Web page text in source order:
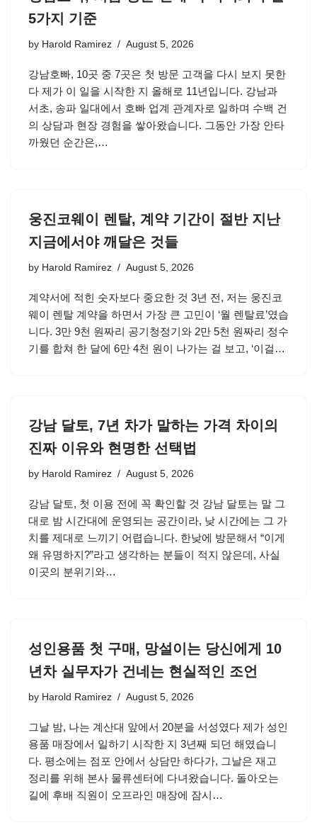
5가지 기준
by Harold Ramirez August 5, 2026
강남호빠, 10곳 중 7곳은 첫 방문 고객을 다시 보지 못한
다 제가 이 일을 시작한 지 올해로 11년입니다. 강남과
서초, 송파 일대에서 호빠 업계 관계자로 일하며 수백 건
의 상담과 현장 경험을 쌓아왔습니다. 그동안 가장 안타
까웠던 순간은,…
웅진코웨이 렌탈, 계약 기간이 절반 지난
지금에서야 깨달은 것들
by Harold Ramirez August 5, 2026
계약서에 적힌 숫자보다 중요한 것 3년 전, 저는 웅진코
웨이 렌탈 계약을 하면서 가장 큰 고민이 ‘월 렌탈료’였습
니다. 3만 9천 원짜리 공기청정기와 2만 5천 원짜리 정수
기를 합쳐 한 달에 6만 4천 원이 나가는 걸 보고, ‘이걸…
강남 달토, 7년 차가 말하는 가격 차이의
진짜 이유와 현명한 선택법
by Harold Ramirez August 5, 2026
강남 달토, 첫 이용 전에 꼭 확인할 것 강남 달토는 말 그
대로 밤 시간대에 운영되는 공간이라, 낮 시간에는 그 가
치를 제대로 느끼기 어렵습니다. 한낮에 방문해서 “이게
왜 유명하지?”라고 생각하는 분들이 적지 않은데, 사실
이곳의 분위기와…
성인용품 첫 구매, 망설이는 당신에게 10
년차 실무자가 건네는 현실적인 조언
by Harold Ramirez August 5, 2026
그날 밤, 나는 계산대 앞에서 20분을 서성였다 제가 성인
용품 매장에서 일하기 시작한 지 3년째 되던 해였습니
다. 평소에는 점포 안에서 상담만 하다가, 그날은 재고
정리를 위해 본사 물류센터에 다녀왔습니다. 돌아오는
길에 후배 직원이 오프라인 매장에 잠시…